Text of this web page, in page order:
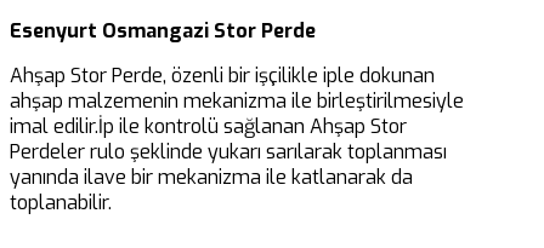
Esenyurt Osmangazi Stor Perde
Ahşap Stor Perde, özenli bir işçilikle iple dokunan
ahşap malzemenin mekanizma ile birleştirilmesiyle
imal edilir.İp ile kontrolü sağlanan Ahşap Stor
Perdeler rulo şeklinde yukarı sarılarak toplanması
yanında ilave bir mekanizma ile katlanarak da
toplanabilir.